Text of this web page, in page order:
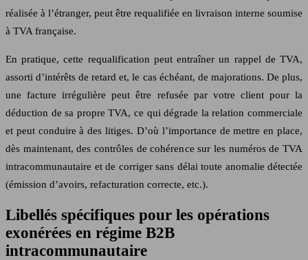
réalisée à l’étranger, peut être requalifiée en livraison interne soumise
à TVA française.
En pratique, cette requalification peut entraîner un rappel de TVA,
assorti d’intérêts de retard et, le cas échéant, de majorations. De plus,
une facture irrégulière peut être refusée par votre client pour la
déduction de sa propre TVA, ce qui dégrade la relation commerciale
et peut conduire à des litiges. D’où l’importance de mettre en place,
dès maintenant, des contrôles de cohérence sur les numéros de TVA
intracommunautaire et de corriger sans délai toute anomalie détectée
(émission d’avoirs, refacturation correcte, etc.).
Libellés spécifiques pour les opérations
exonérées en régime B2B
intracommunautaire